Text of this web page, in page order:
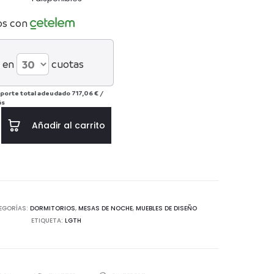
con
en cuotas
total adeudado 717,06 € /
Añadir al carrito
DORMITORIOS, MESAS DE NOCHE, MUEBLES DE DISEÑO
ETIQUETA: LGTH